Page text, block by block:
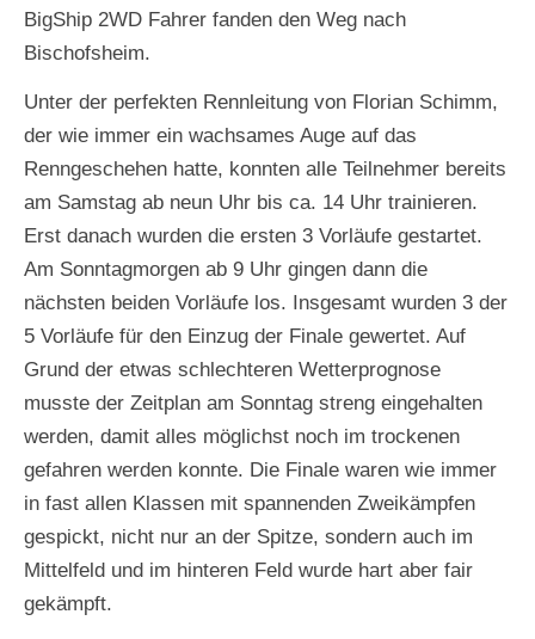
BigShip 2WD Fahrer fanden den Weg nach
Bischofsheim.
Unter der perfekten Rennleitung von Florian Schimm,
der wie immer ein wachsames Auge auf das
Renngeschehen hatte, konnten alle Teilnehmer bereits
am Samstag ab neun Uhr bis ca. 14 Uhr trainieren.
Erst danach wurden die ersten 3 Vorläufe gestartet.
Am Sonntagmorgen ab 9 Uhr gingen dann die
nächsten beiden Vorläufe los. Insgesamt wurden 3 der
5 Vorläufe für den Einzug der Finale gewertet. Auf
Grund der etwas schlechteren Wetterprognose
musste der Zeitplan am Sonntag streng eingehalten
werden, damit alles möglichst noch im trockenen
gefahren werden konnte. Die Finale waren wie immer
in fast allen Klassen mit spannenden Zweikämpfen
gespickt, nicht nur an der Spitze, sondern auch im
Mittelfeld und im hinteren Feld wurde hart aber fair
gekämpft.